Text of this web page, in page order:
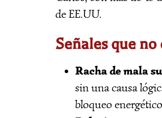
de EE.UU.
Señales que
Racha de mala
sin una causa
bloqueo